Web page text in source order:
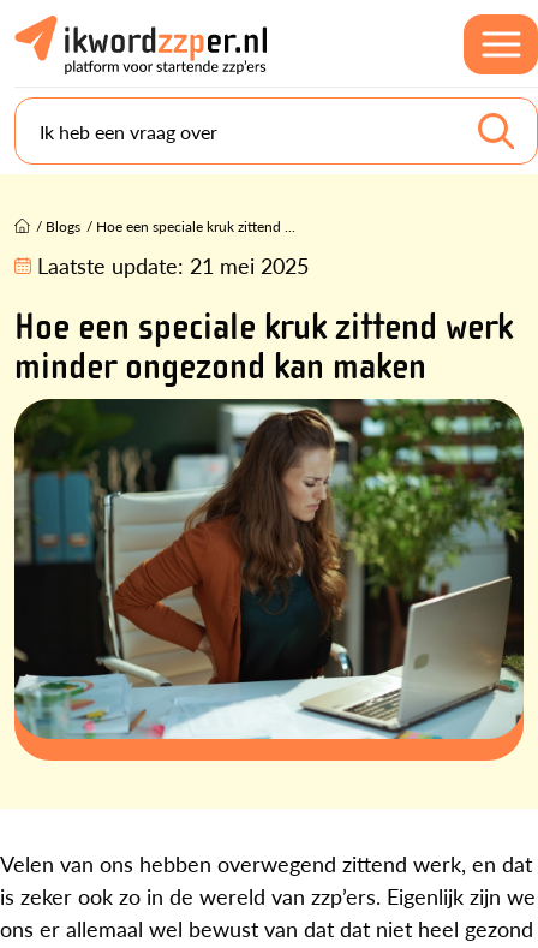
Ik heb een vraag over
/ Blogs / Hoe een speciale kruk zittend ...
Laatste update: 21 mei 2025
Hoe een speciale kruk zittend werk
minder ongezond kan maken
Velen van ons hebben overwegend zittend werk, en dat
is zeker ook zo in de wereld van zzp’ers. Eigenlijk zijn we
ons er allemaal wel bewust van dat dat niet heel gezond